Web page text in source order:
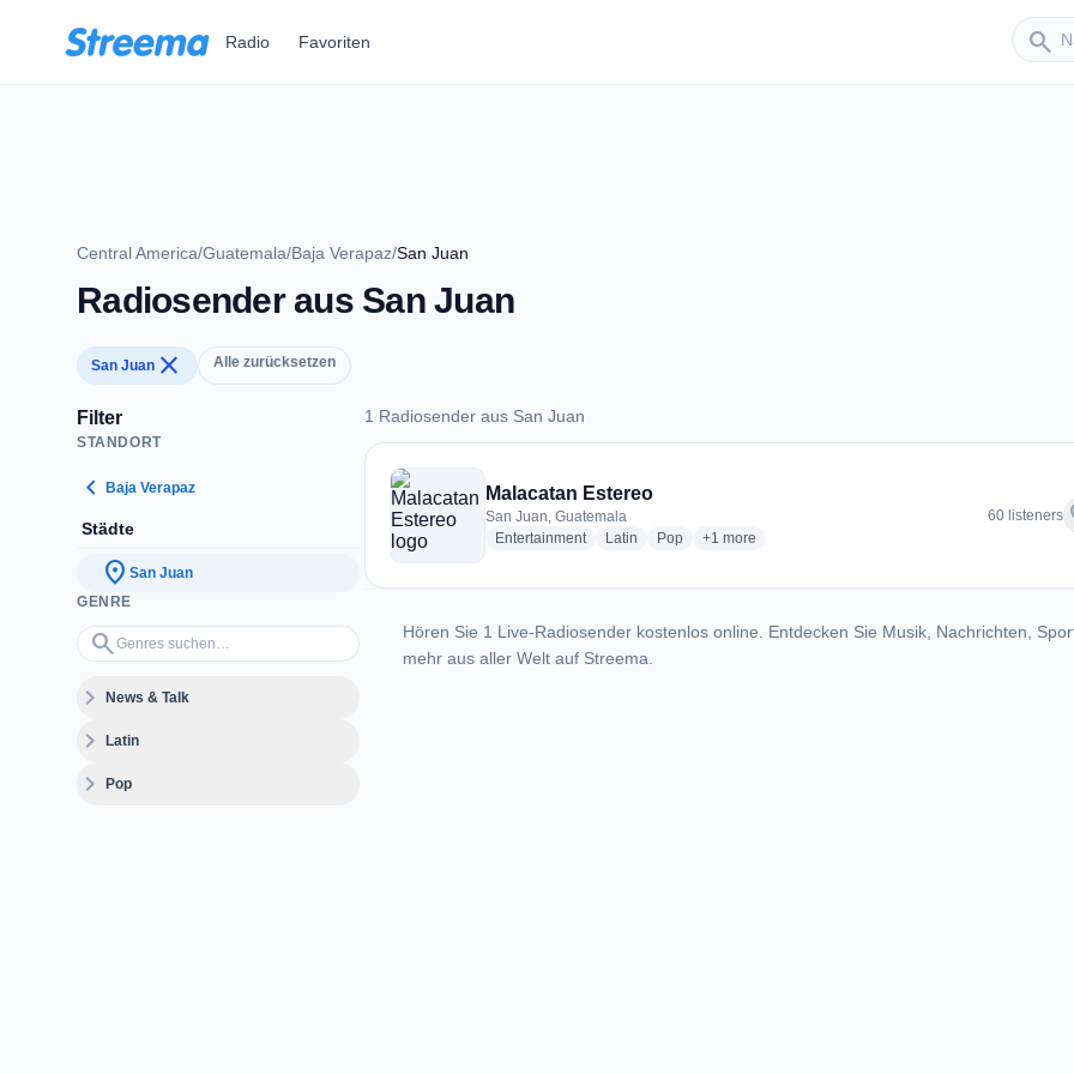
Radio Favoriten search
Sender
Central America/Guatemala/Baja Verapaz/San Juan
Radiosender aus San Juan
San Juan close Alle zurücksetzen
Filter
STANDORT
chevron_left Baja Verapaz
Städte
location_on San Juan
GENRE
search
Genres suchen…
expand_moreNews & Talk
expand_moreLatin
expand_morePop
1 Radiosender aus San Juan
1 Radiosender aus San Juan
Malacatan Estereo
San Juan, Guatemala
Entertainmentradio stations
Latin radio stations
Popradio stations
+1 more genres for Malacatan Estereo
more
60 listeners
Hören Sie 1 Live-Radiosender kostenlos online. Entdecken Sie Musik, Nachrichten,
mehr aus aller Welt auf Streema.